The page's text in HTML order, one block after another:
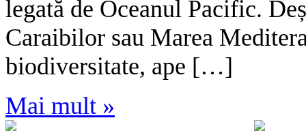
legată de Oceanul Pacific.
Caraibilor sau Marea
biodiversitate, ape […]
Mai mult »